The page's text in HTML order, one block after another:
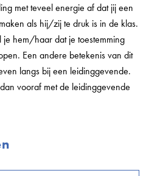
met teveel energie af dat jij een
als hij/zij te druk is in de klas.
hem/haar dat je toestemming
Een andere betekenis van dit
langs bij een leidinggevende.
vooraf met de leidinggevende